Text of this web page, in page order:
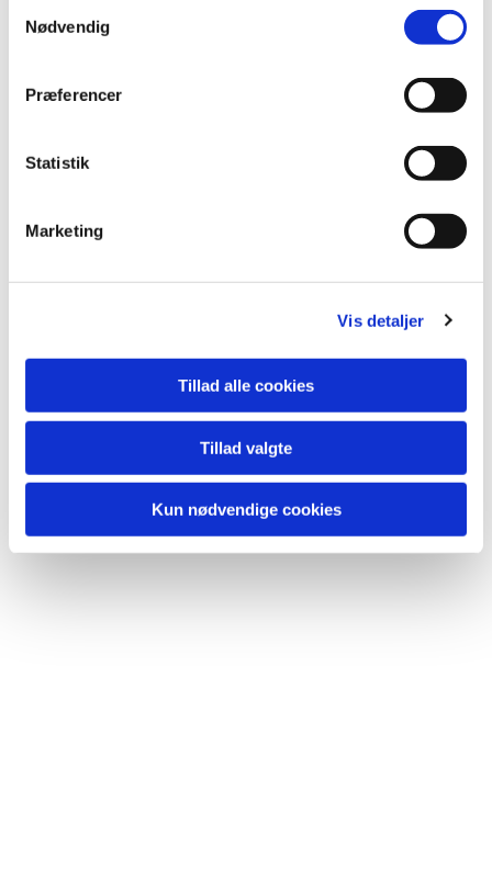
Nødvendig
Præferencer
Statistik
Marketing
Vis detaljer
Tillad alle cookies
Tillad valgte
Kun nødvendige cookies
Du vil måske også kunne
lide...